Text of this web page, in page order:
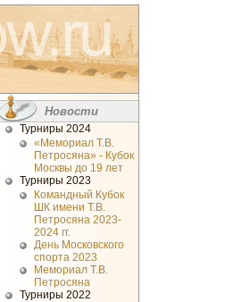
Новости
Турниры 2024
«Мемориал Т.В.
Петросяна» - Кубок
Москвы до 19 лет
Турниры 2023
Командный Кубок
ШК имени Т.В.
Петросяна 2023-
2024 гг.
День Московского
спорта 2023
Мемориал Т.В.
Петросяна
Турниры 2022